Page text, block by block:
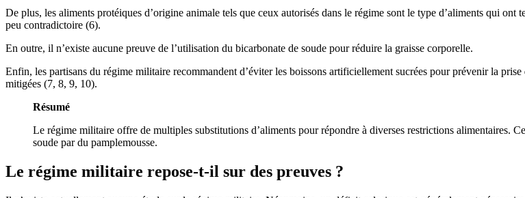
De plus, les aliments protéiques d’origine animale tels que ceux autorisés dans le régime sont le type d’aliments qui
peu contradictoire (6).
En outre, il n’existe aucune preuve de l’utilisation du bicarbonate de soude pour réduire la graisse corporelle.
Enfin, les partisans du régime militaire recommandent d’éviter les boissons artificiellement sucrées pour prévenir la
mitigées (7, 8, 9, 10).
Résumé
Le régime militaire offre de multiples substitutions d’aliments pour répondre à diverses restrictions alimentaires.
soude par du pamplemousse.
Le régime militaire repose-t-il sur des preuves ?